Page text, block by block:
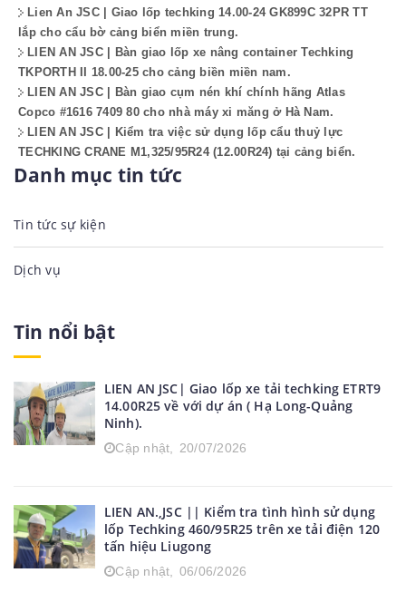
Lien An JSC | Giao lốp techking 14.00-24 GK899C 32PR TT
lắp cho cẩu bờ cảng biển miền trung.
LIEN AN JSC | Bàn giao lốp xe nâng container Techking
TKPORTH II 18.00-25 cho cảng biền miền nam.
LIEN AN JSC | Bàn giao cụm nén khí chính hãng Atlas
Copco #1616 7409 80 cho nhà máy xi măng ở Hà Nam.
LIEN AN JSC | Kiểm tra việc sử dụng lốp cẩu thuỷ lực
TECHKING CRANE M1,325/95R24 (12.00R24) tại cảng biển.
Danh mục tin tức
Tin tức sự kiện
Dịch vụ
Tin nổi bật
LIEN AN JSC| Giao lốp xe tải techking ETRT9
14.00R25 về với dự án ( Hạ Long-Quảng
Ninh).
Cập nhật, 20/07/2026
LIEN AN.,JSC || Kiểm tra tình hình sử dụng
lốp Techking 460/95R25 trên xe tải điện 120
tấn hiệu Liugong
Cập nhật, 06/06/2026